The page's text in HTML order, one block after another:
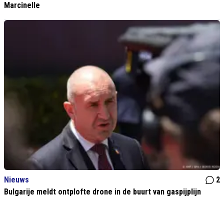
Marcinelle
Nieuws
2
Bulgarije meldt ontplofte drone in de buurt van gaspijplijn